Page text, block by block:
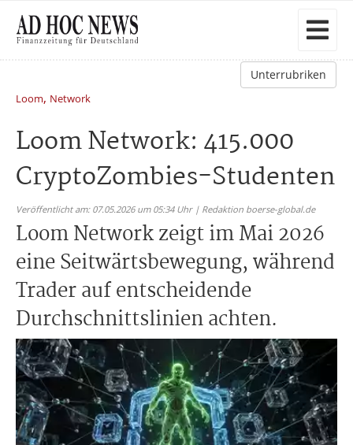
Unterrubriken
Loom, Network
Loom Network: 415.000
CryptoZombies-Studenten
Veröffentlicht am: 07.05.2026 um 05:34 Uhr | Redaktion boerse-global.de
Loom Network zeigt im Mai 2026
eine Seitwärtsbewegung, während
Trader auf entscheidende
Durchschnittslinien achten.